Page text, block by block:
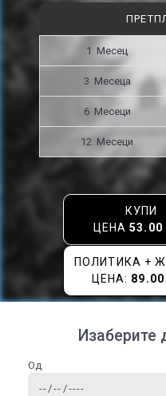
1 Месец
3 Месецa
6 Месеци
12 Месеци
КУПИ
ЦЕНА53.00
ПОЛИТИКА +
ЦЕНА: 89.00
Изаберите
Од